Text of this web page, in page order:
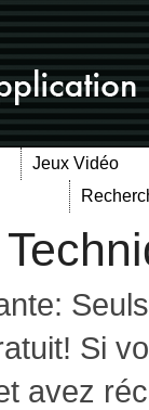
Jeux Vidéo
Si
avez